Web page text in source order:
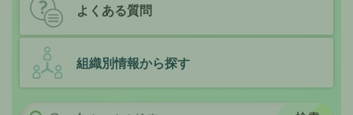
よくある質問
組織別情報から探す